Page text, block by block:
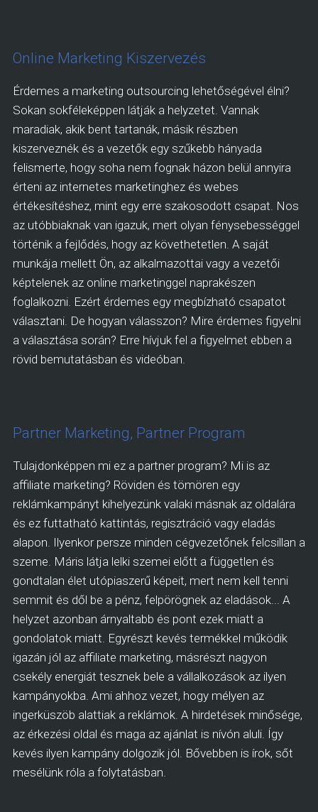
Online Marketing Kiszervezés
Érdemes a marketing outsourcing lehetőségével élni?
Sokan sokféleképpen látják a helyzetet. Vannak
maradiak, akik bent tartanák, másik részben
kiszerveznék és a vezetők egy szűkebb hányada
felismerte, hogy soha nem fognak házon belül annyira
érteni az internetes marketinghez és webes
értékesítéshez, mint egy erre szakosodott csapat. Nos
az utóbbiaknak van igazuk, mert olyan fénysebességgel
történik a fejlődés, hogy az követhetetlen. A saját
munkája mellett Ön, az alkalmazottai vagy a vezetői
képtelenek az online marketinggel naprakészen
foglalkozni. Ezért érdemes egy megbízható csapatot
választani. De hogyan válasszon? Mire érdemes figyelni
a választása során? Erre hívjuk fel a figyelmet ebben a
rövid bemutatásban és videóban.
Partner Marketing, Partner Program
Tulajdonképpen mi ez a partner program? Mi is az
affiliate marketing? Röviden és tömören egy
reklámkampányt kihelyezünk valaki másnak az oldalára
és ez futtatható kattintás, regisztráció vagy eladás
alapon. Ilyenkor persze minden cégvezetőnek felcsillan a
szeme. Máris látja lelki szemei előtt a független és
gondtalan élet utópiaszerű képeit, mert nem kell tenni
semmit és dől be a pénz, felpörögnek az eladások... A
helyzet azonban árnyaltabb és pont ezek miatt a
gondolatok miatt. Egyrészt kevés termékkel működik
igazán jól az affiliate marketing, másrészt nagyon
csekély energiát tesznek bele a vállalkozások az ilyen
kampányokba. Ami ahhoz vezet, hogy mélyen az
ingerküszöb alattiak a reklámok. A hirdetések minősége,
az érkezési oldal és maga az ajánlat is nívón aluli. Így
kevés ilyen kampány dolgozik jól. Bővebben is írok, sőt
mesélünk róla a folytatásban.